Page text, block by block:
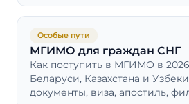
Особые пути
МГИМО для граждан СНГ
Как поступить в МГИМО в
Беларуси, Казахстана и
документы, виза, апостиль,